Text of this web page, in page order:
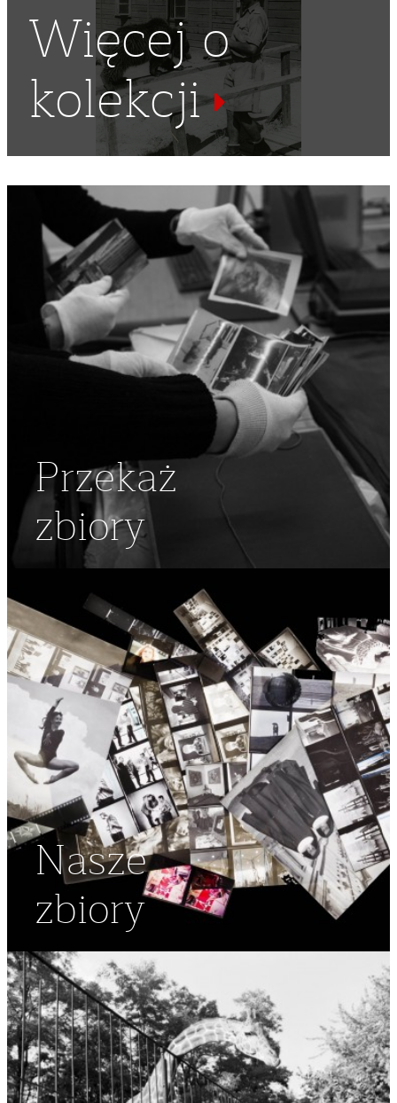
KAMPANIA WŁOSKA,BITWA
LINIA GUSTAWA CZOŁGISTA CZOŁGIŚCI
Więcej o
kolekcji
Przekaż
zbiory
Nasze
zbiory